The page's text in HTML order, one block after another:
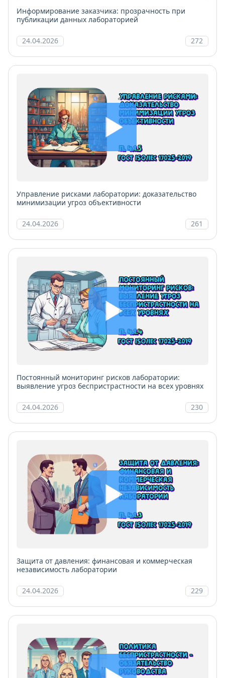
Информирование заказчика: прозрачность при
публикации данных лабораторией
24.04.2026 272
Управление рисками лаборатории: доказательство
минимизации угроз объективности
24.04.2026 261
Постоянный мониторинг рисков лаборатории:
выявление угроз беспристрастности на всех уровнях
24.04.2026 230
Защита от давления: финансовая и коммерческая
независимость лаборатории
24.04.2026 229